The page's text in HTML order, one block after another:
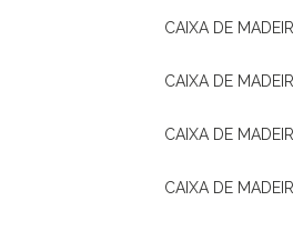
CAIXA DE
CAIXA DE
CAIXA DE
CAIXA DE